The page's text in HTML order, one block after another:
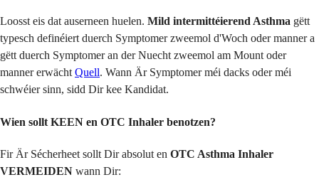
Loosst eis dat auserneen huelen. Mild intermittéierend Asthma gëtt
typesch definéiert duerch Symptomer zweemol d'Woch oder manner a
gëtt duerch Symptomer an der Nuecht zweemol am Mount oder
manner erwächtQuell. Wann Är Symptomer méi dacks oder méi
schwéier sinn, sidd Dir kee Kandidat.
Wien sollt KEEN en OTC Inhaler benotzen?
Fir Är Sécherheet sollt Dir absolut en OTC Asthma Inhaler
VERMEIDEN wann Dir: